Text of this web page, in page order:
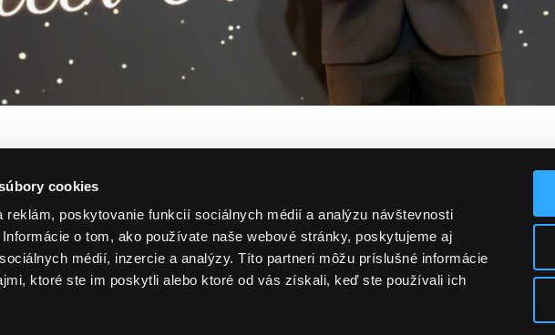
cookies
reklám, poskytovanie funkcií sociálnych médií a analýzu návštevnosti
o tom, ako používate naše webové stránky, poskytujeme aj
médií, inzercie a analýzy. Títo partneri môžu príslušné informácie
ktoré ste im poskytli alebo ktoré od vás získali, keď ste používali ich
dostávať novinky od Hubert J.E." opt_more="1" group="Novinky"]